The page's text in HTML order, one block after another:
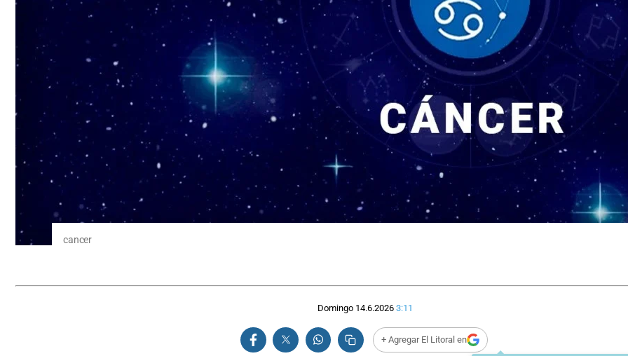
cancer
Domingo 14.6.2026 3:11
+ Agregar El Litoral en